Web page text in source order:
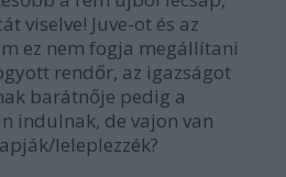
viselve! Juve-ot és az
ez nem fogja megállítani
rendőr, az igazságot
barátnője pedig a
indulnak, de vajon van
leleplezzék?